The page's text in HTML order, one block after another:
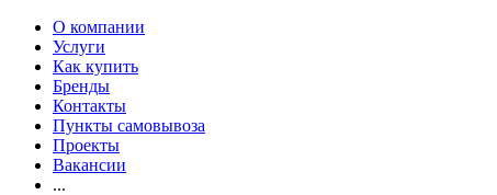
О компании
Услуги
Как купить
Бренды
Контакты
Пункты самовывоза
Проекты
Вакансии
...